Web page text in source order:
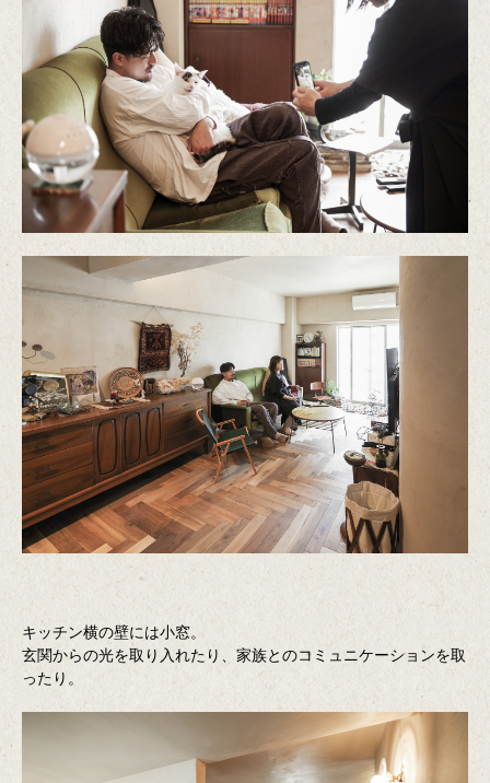
キッチン横の壁には小窓。
玄関からの光を取り入れたり、家族とのコミュニケーションを取
ったり。